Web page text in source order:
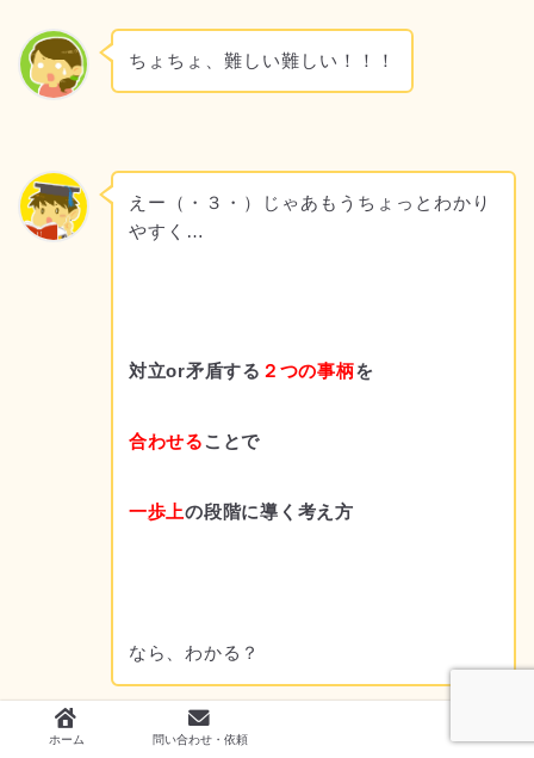
ちょちょ、難しい難しい！！！
えー（・３・）じゃあもうちょっとわかり
やすく…
対立or矛盾する ２つの事柄を
合わせることで
一歩上の段階に導く考え方
なら、わかる？
ホーム 問い合わせ・依頼